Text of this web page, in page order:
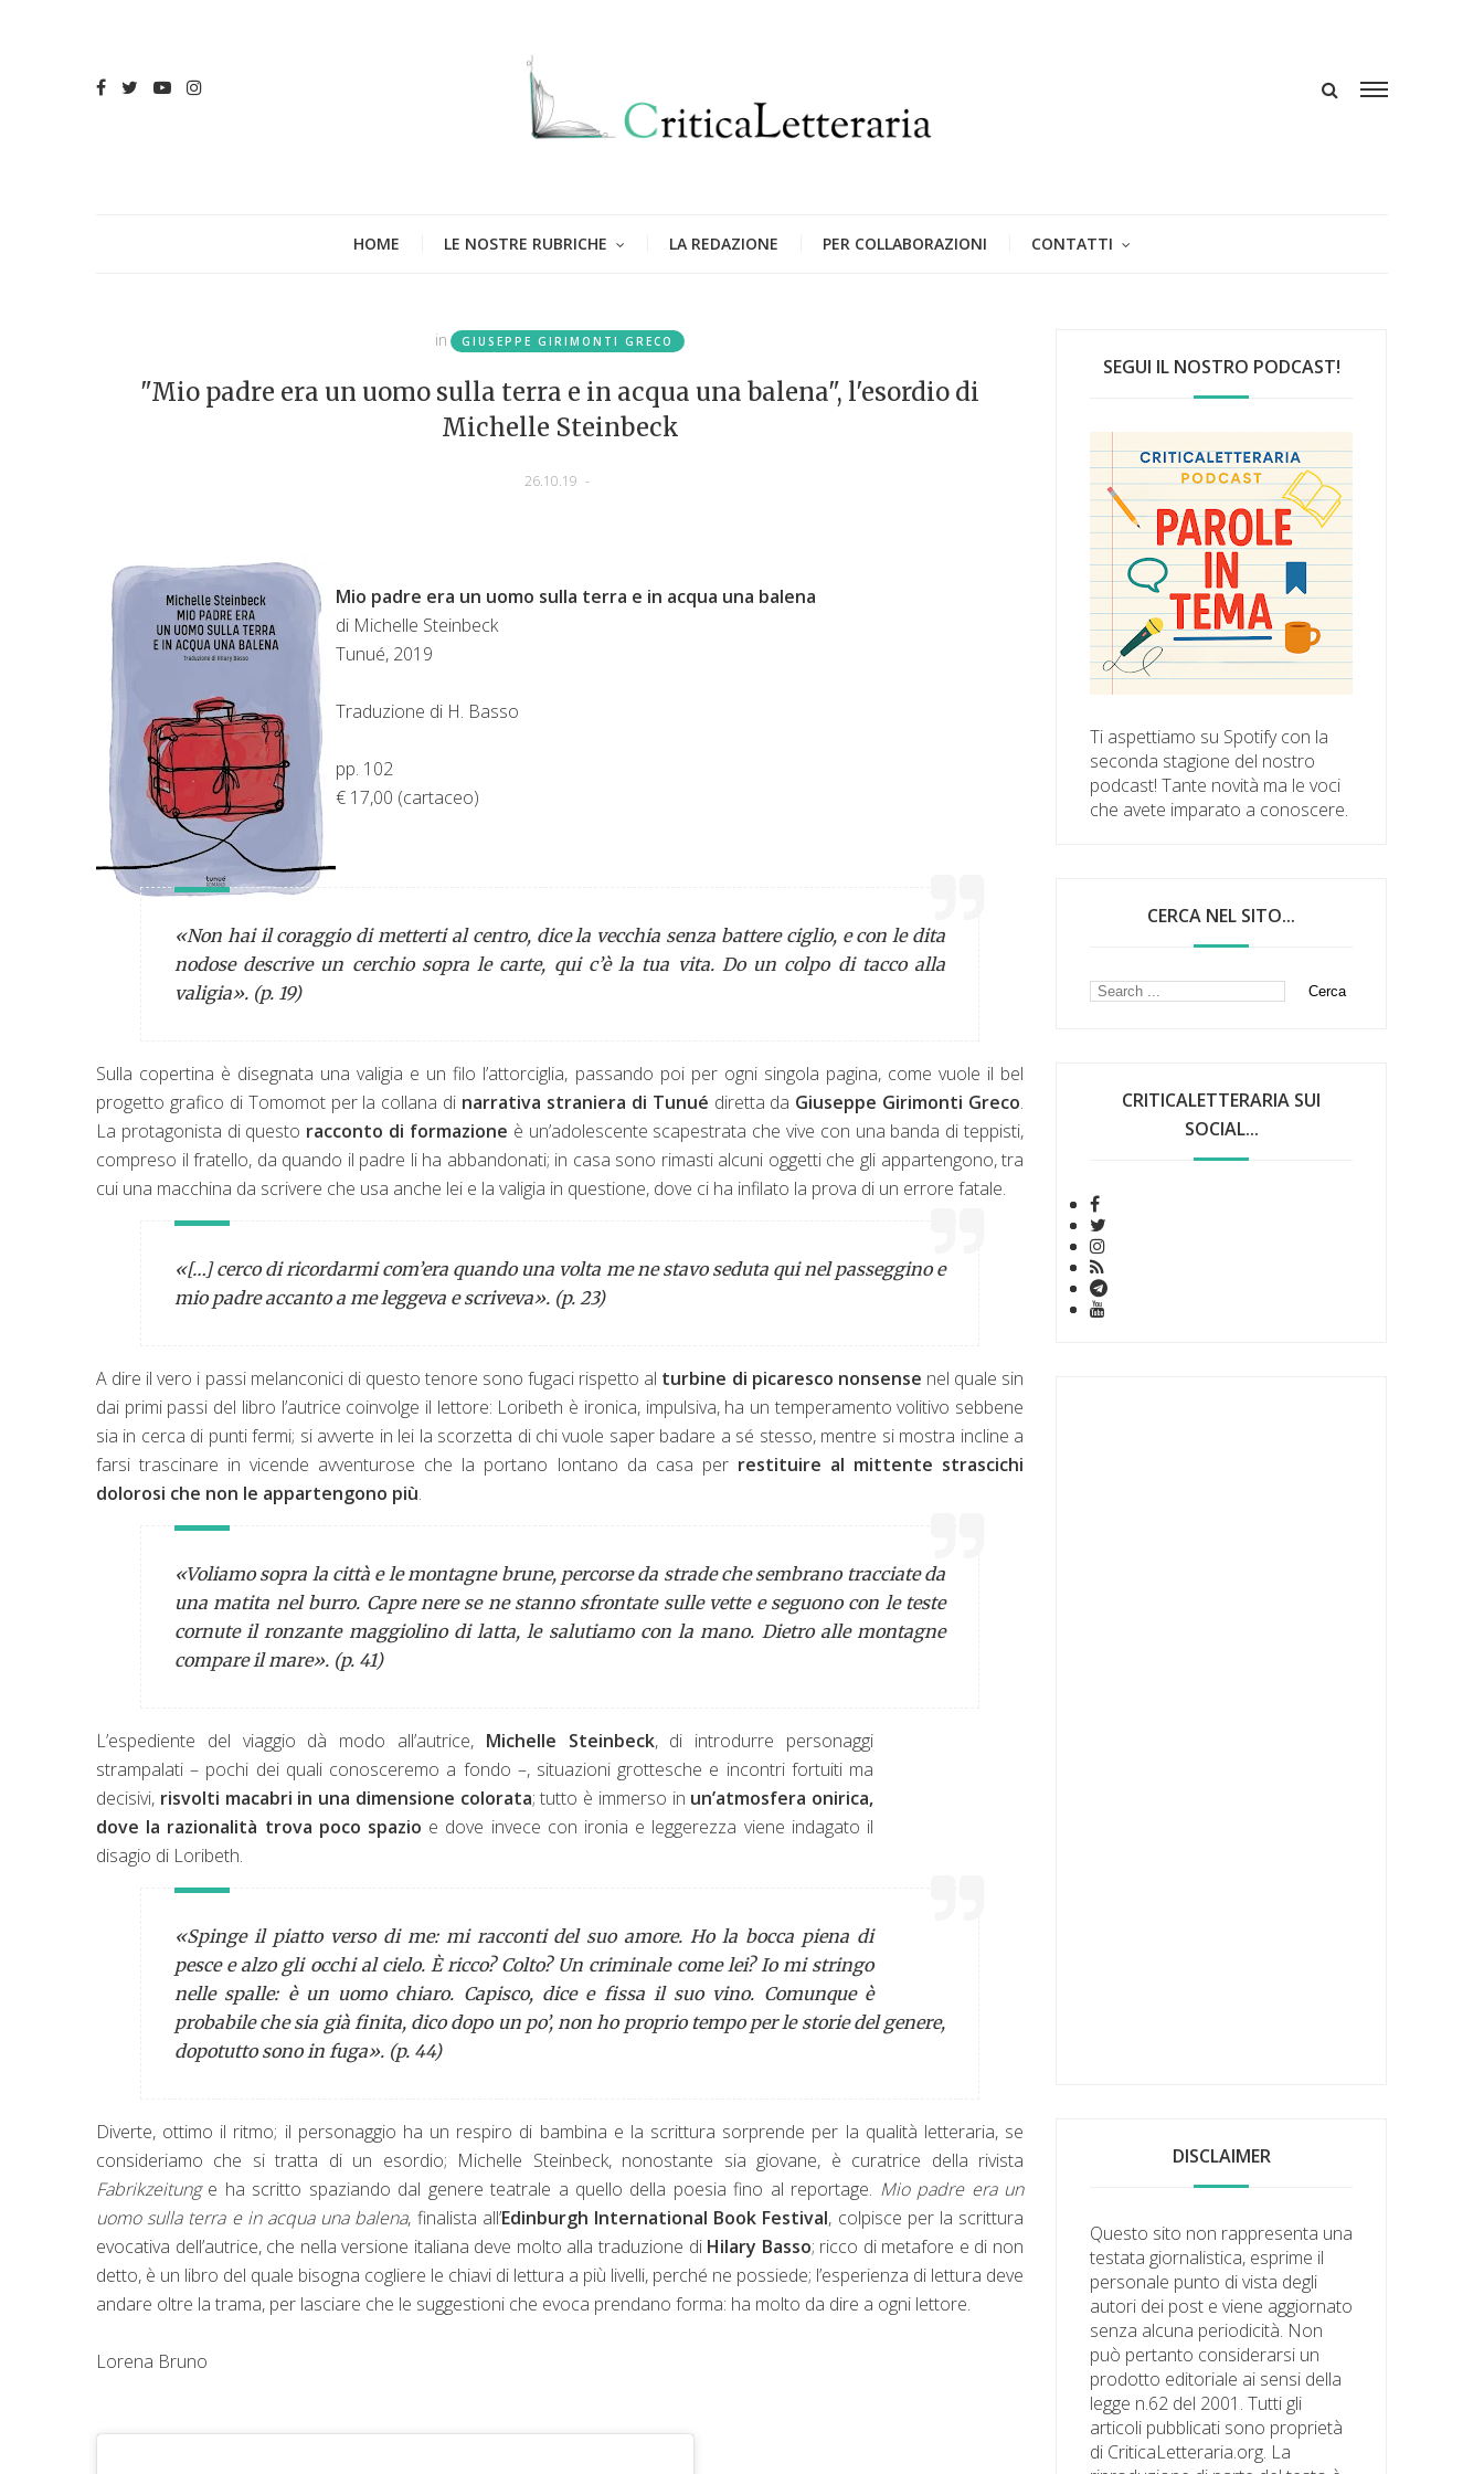
HOME LE NOSTRE RUBRICHE LA REDAZIONE PER COLLABORAZIONI CONTATTI
in GIUSEPPE GIRIMONTI GRECO
"Mio padre era un uomo sulla terra e in acqua una balena", l'esordio di
Michelle Steinbeck
26.10.19 -
Mio padre era un uomo sulla terra e in acqua una balena
di Michelle Steinbeck
Tunué, 2019
Traduzione di H. Basso
pp. 102
€ 17,00 (cartaceo)
«Non hai il coraggio di metterti al centro, dice la vecchia senza battere ciglio, e con le dita
nodose descrive un cerchio sopra le carte, qui c’è la tua vita. Do un colpo di tacco alla
valigia». (p. 19)
Sulla copertina è disegnata una valigia e un filo l’attorciglia, passando poi per ogni singola pagina, come vuole il bel
progetto grafico di Tomomot per la collana di narrativa straniera di Tunué diretta da Giuseppe Girimonti Greco.
La protagonista di questo racconto di formazione è un’adolescente scapestrata che vive con una banda di teppisti,
compreso il fratello, da quando il padre li ha abbandonati; in casa sono rimasti alcuni oggetti che gli appartengono, tra
cui una macchina da scrivere che usa anche lei e la valigia in questione, dove ci ha infilato la prova di un errore fatale.
«[…] cerco di ricordarmi com’era quando una volta me ne stavo seduta qui nel passeggino e
mio padre accanto a me leggeva e scriveva». (p. 23)
A dire il vero i passi melanconici di questo tenore sono fugaci rispetto al turbine di picaresco nonsense nel quale sin
dai primi passi del libro l’autrice coinvolge il lettore: Loribeth è ironica, impulsiva, ha un temperamento volitivo sebbene
sia in cerca di punti fermi; si avverte in lei la scorzetta di chi vuole saper badare a sé stesso, mentre si mostra incline a
farsi trascinare in vicende avventurose che la portano lontano da casa per restituire al mittente strascichi
dolorosi che non le appartengono più.
«Voliamo sopra la città e le montagne brune, percorse da strade che sembrano tracciate da
una matita nel burro. Capre nere se ne stanno sfrontate sulle vette e seguono con le teste
cornute il ronzante maggiolino di latta, le salutiamo con la mano. Dietro alle montagne
compare il mare». (p. 41)
L’espediente del viaggio dà modo all’autrice, Michelle Steinbeck, di introdurre personaggi
strampalati – pochi dei quali conosceremo a fondo –, situazioni grottesche e incontri fortuiti ma
decisivi, risvolti macabri in una dimensione colorata; tutto è immerso in un’atmosfera onirica,
dove la razionalità trova poco spazio e dove invece con ironia e leggerezza viene indagato il
disagio di Loribeth.
«Spinge il piatto verso di me: mi racconti del suo amore. Ho la bocca piena di
pesce e alzo gli occhi al cielo. È ricco? Colto? Un criminale come lei? Io mi stringo
nelle spalle: è un uomo chiaro. Capisco, dice e fissa il suo vino. Comunque è
probabile che sia già finita, dico dopo un po’, non ho proprio tempo per le storie del genere,
dopotutto sono in fuga». (p. 44)
Diverte, ottimo il ritmo; il personaggio ha un respiro di bambina e la scrittura sorprende per la qualità letteraria, se
consideriamo che si tratta di un esordio; Michelle Steinbeck, nonostante sia giovane, è curatrice della rivista
Fabrikzeitunge ha scritto spaziando dal genere teatrale a quello della poesia fino al reportage. Mio padre era un
uomo sulla terra e in acqua una balena, finalista all’Edinburgh International Book Festival, colpisce per la scrittura
evocativa dell’autrice, che nella versione italiana deve molto alla traduzione di Hilary Basso; ricco di metafore e di non
detto, è un libro del quale bisogna cogliere le chiavi di lettura a più livelli, perché ne possiede; l’esperienza di lettura deve
andare oltre la trama, per lasciare che le suggestioni che evoca prendano forma: ha molto da dire a ogni lettore.
Lorena Bruno
SEGUI IL NOSTRO PODCAST!
Ti aspettiamo su Spotify con la
seconda stagione del nostro
podcast! Tante novità ma le voci
che avete imparato a conoscere.
CERCA NEL SITO...
CRITICALETTERARIA SUI
SOCIAL...
DISCLAIMER
Questo sito non rappresenta una
testata giornalistica, esprime il
personale punto di vista degli
autori dei post e viene aggiornato
senza alcuna periodicità. Non
può pertanto considerarsi un
prodotto editoriale ai sensi della
legge n.62 del 2001. Tutti gli
articoli pubblicati sono proprietà
di CriticaLetteraria.org. La